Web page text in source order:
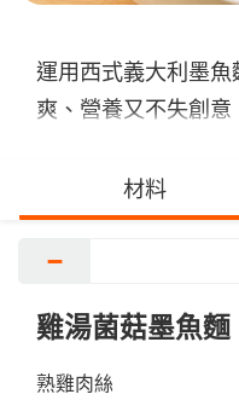
運用西式義大利墨
爽、營養又不失創
材料
−
雞湯菌菇墨魚麵
熟雞肉絲